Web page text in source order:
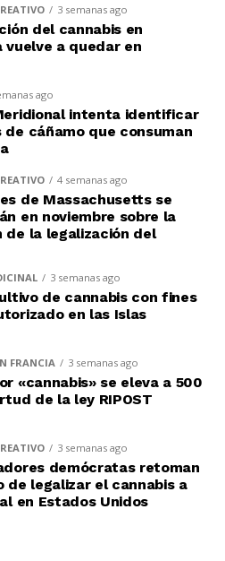
3 semanas ago
del cannabis en
vuelve a quedar en
ago
intenta identificar
de cáñamo que consuman
4 semanas ago
de Massachusetts se
en noviembre sobre la
de la legalización del
3 semanas ago
de cannabis con fines
en las Islas
FRANCIA 3 semanas ago
«cannabis» se eleva a 500
de la ley RIPOST
3 semanas ago
demócratas retoman
de legalizar el cannabis a
en Estados Unidos